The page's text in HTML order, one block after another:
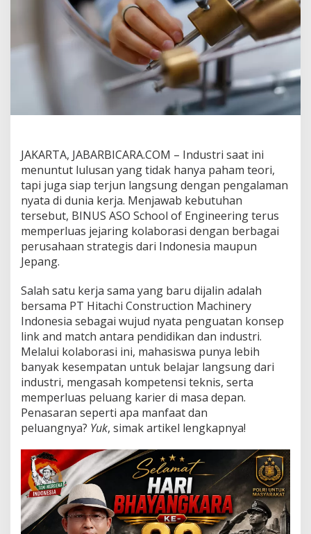
a
s
i
d
e
n
g
n
t
c
h
i
,
n
i
t
u
n
g
n
y
a
JAKARTA, JABARBICARA.COM – Industri saat ini
menuntut lulusan yang tidak hanya paham teori,
tapi juga siap terjun langsung dengan pengalaman
nyata di dunia kerja. Menjawab kebutuhan
tersebut, BINUS ASO School of Engineering terus
memperluas jejaring kolaborasi dengan berbagai
perusahaan strategis dari Indonesia maupun
Jepang.
Salah satu kerja sama yang baru dijalin adalah
bersama PT Hitachi Construction Machinery
Indonesia sebagai wujud nyata penguatan konsep
link and match antara pendidikan dan industri.
Melalui kolaborasi ini, mahasiswa punya lebih
banyak kesempatan untuk belajar langsung dari
industri, mengasah kompetensi teknis, serta
memperluas peluang karier di masa depan.
Penasaran seperti apa manfaat dan
peluangnya? Yuk, simak artikel lengkapnya!